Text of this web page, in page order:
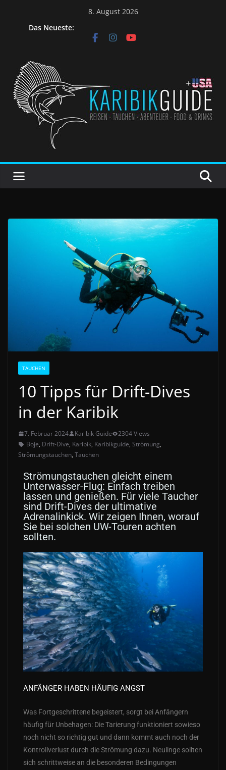
8. August 2026
Das Neueste:
TAUCHEN
10 Tipps für Drift-Dives
in der Karibik
7. Februar 2024 Karibik Guide
2304 Views
Boje, Drift-Dive, Karibik, Karibikguide, Strömung,
Strömungstauchen, Tauchen
Strömungstauchen gleicht einem
Unterwasser-Flug: Einfach treiben
lassen und genießen. Für viele Taucher
sind Drift-Dives der ultimative
Adrenalinkick. Wir zeigen Ihnen, worauf
Sie bei solchen UW-Touren achten
sollten.
ANFÄNGER HABEN HÄUFIG ANGST
Was Fortgeschrittene begeistert, sorgt bei Anfängern
häufig für Unbehagen: Die Tarierung funktioniert sowieso
noch nicht so richtig gut und dann kommt auch noch der
Kontrollverlust durch die Strömung dazu. Neulinge sollten
sich schrittweise an die besonderen Bedingungen